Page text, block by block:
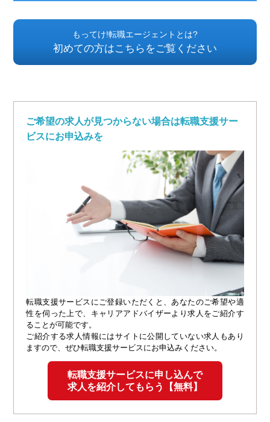
もってけ!転職エージェントとは?
初めての方はこちらをご覧ください
ご希望の求人が見つからない場合は転職支援サー
ビスにお申込みを
転職支援サービスにご登録いただくと、あなたのご希望や適
性を伺った上で、キャリアアドバイザーより求人をご紹介す
ることが可能です。
ご紹介する求人情報にはサイトに公開していない求人もあり
ますので、ぜひ転職支援サービスにお申込みください。
転職支援サービスに申し込んで
求人を紹介してもらう【無料】